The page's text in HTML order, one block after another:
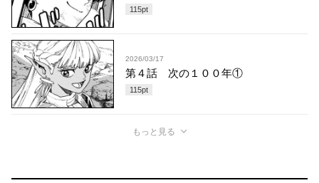
115pt
2026/03/17
第４話 次の１００年①
115pt
もっと見る